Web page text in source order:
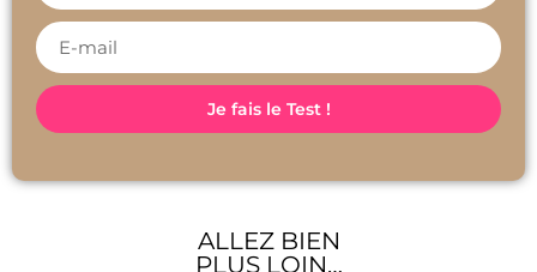
Je fais le Test !
ALLEZ BIEN
PLUS LOIN…